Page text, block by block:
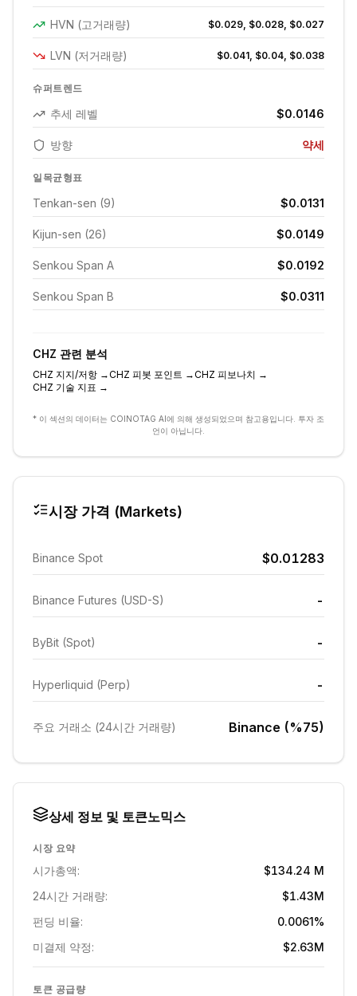
HVN (고거래량) $0.029, $0.028, $0.027
LVN (저거래량) $0.041, $0.04, $0.038
슈퍼트렌드
추세 레벨 $0.0146
방향 약세
일목균형표
Tenkan-sen (9) $0.0131
Kijun-sen (26) $0.0149
Senkou Span A $0.0192
Senkou Span B $0.0311
CHZ 관련 분석
CHZ 지지/저항 →CHZ 피봇 포인트 →CHZ 피보나치 →
CHZ 기술 지표 →
* 이 섹션의 데이터는 COINOTAG AI에 의해 생성되었으며 참고용입니다. 투자 조
언이 아닙니다.
시장 가격 (Markets)
Binance Spot $0.01283
Binance Futures (USD-S) -
ByBit (Spot) -
Hyperliquid (Perp) -
주요 거래소 (24시간 거래량) Binance (%75)
상세 정보 및 토큰노믹스
시장 요약
시가총액:
$134.24 M
24시간 거래량:
$1.43M
펀딩 비율:
0.0061%
미결제 약정:
$2.63M
토큰 공급량